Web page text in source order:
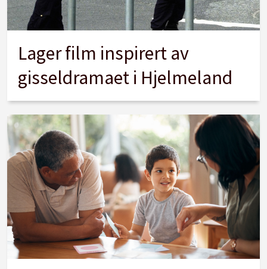
Lager film inspirert av
gisseldramaet i Hjelmeland